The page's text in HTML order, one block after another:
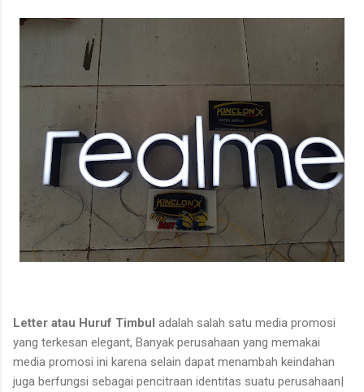
Letter atau Huruf Timbul adalah salah satu media promosi
yang terkesan elegant, Banyak perusahaan yang memakai
media promosi ini karena selain dapat menambah keindahan
juga berfungsi sebagai pencitraan identitas suatu perusahaan|